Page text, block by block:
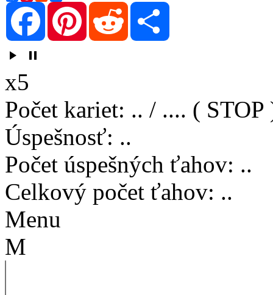
Facebook
Pinterest Reddit
play_arrow pause
x5
Počet kariet: .. / .... ( STOP
Úspešnosť: ..
Počet úspešných ťahov: ..
Celkový počet ťahov: ..
Menu
M